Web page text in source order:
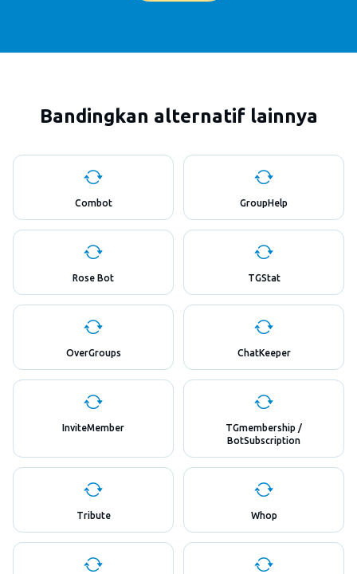
Bandingkan alternatif lainnya
Combot GroupHelp
Rose Bot TGStat
OverGroups ChatKeeper
InviteMember
TGmembership /
BotSubscription
Tribute Whop